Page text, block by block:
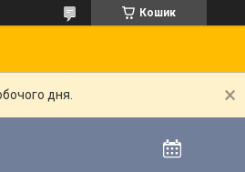
Кошик
дня.